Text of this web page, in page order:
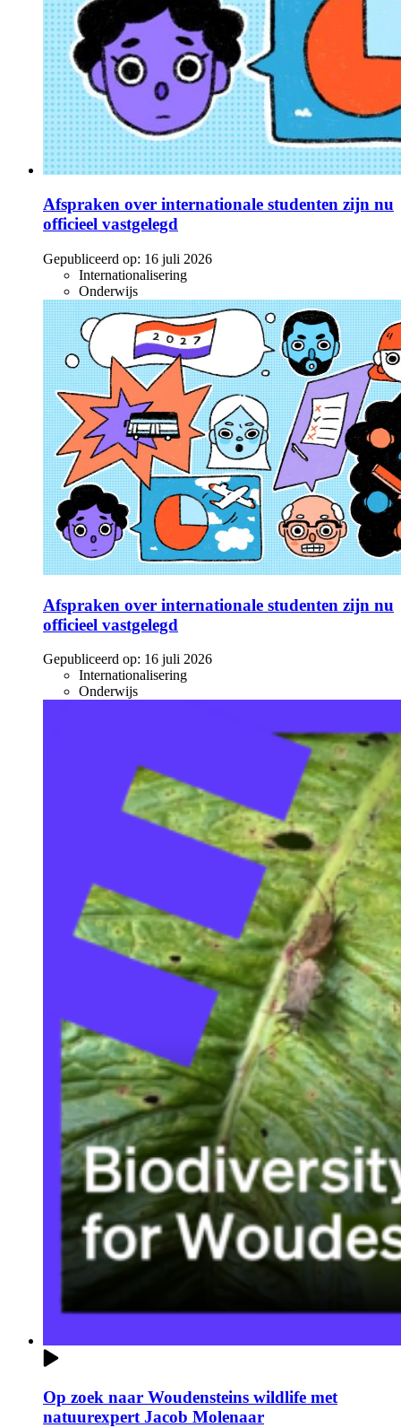
Afspraken over internationale studenten zijn nu
officieel vastgelegd
Gepubliceerd op: 16 juli 2026
Internationalisering
Onderwijs
Afspraken over internationale studenten zijn nu
officieel vastgelegd
Gepubliceerd op: 16 juli 2026
Internationalisering
Onderwijs
Op zoek naar Woudensteins wildlife met
natuurexpert Jacob Molenaar